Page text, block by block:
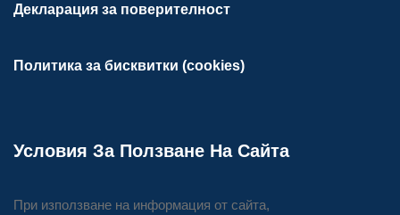
Декларация за поверителност
Политика за бисквитки (cookies)
Условия За Ползване На Сайта
При използване на информация от сайта,